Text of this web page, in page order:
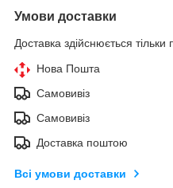
Умови доставки
Доставка здійснюється тільки
Нова Пошта
Самовивіз
Самовивіз
Доставка поштою
Всі умови доставки